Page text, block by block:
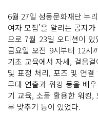
6월 27일 성동문화재단 누
여자 모집’을 알리는 공지
으로 7월 23일 오디션이
금요일 오전 9시부터 12시
기초 교육에서 자세, 걸음
및 표정 처리, 포즈 및 연결
무대 연출과 워킹 등을 배
기 교육, 소품 활용한 워킹
무 맞추기 등이 있었다.